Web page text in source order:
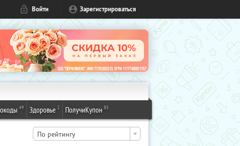
Войти Зарегистрироваться
49 Здоровье 2 ПолучиКупон 85
По рейтингу